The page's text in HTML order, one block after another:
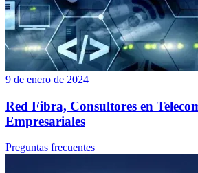
9 de enero de 2024
Red Fibra, Consultores en
Empresariales
Preguntas frecuentes